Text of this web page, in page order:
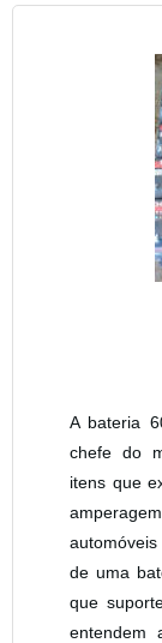
A bateria
chefe do
itens que
de uma
que
entendem